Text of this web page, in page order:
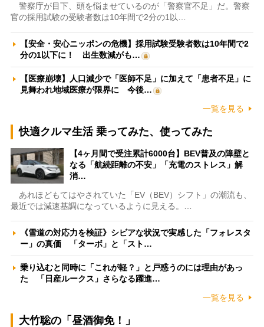
警察庁が目下、頭を悩ませているのが「警察官不足」だ。警察
官の採用試験の受験者数は10年間で2分の1以…
【安全・安心ニッポンの危機】採用試験受験者数は10年間で2
分の1以下に！ 出生数減がも…
【医療崩壊】人口減少で「医師不足」に加えて「患者不足」に
見舞われ地域医療が限界に 今後…
一覧を見る
快適クルマ生活 乗ってみた、使ってみた
【4ヶ月間で受注累計6000台】BEV普及の障壁と
なる「航続距離の不安」「充電のストレス」解
消…
あれほどもてはやされていた「EV（BEV）シフト」の潮流も、
最近では減速基調になっているように見える。…
《雪道の対応力を検証》シビアな状況で実感した「フォレスタ
ー」の真価 「ターボ」と「スト…
乗り込むと同時に「これが軽？」と戸惑うのには理由があっ
た 「日産ルークス」さらなる躍進…
一覧を見る
大竹聡の「昼酒御免！」